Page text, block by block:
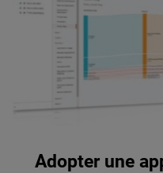
Adopter une